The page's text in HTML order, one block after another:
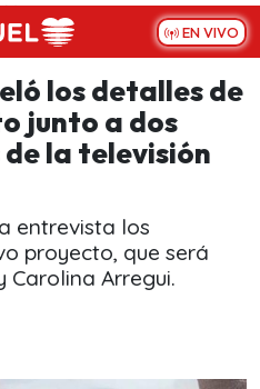
EN VIVO
los detalles de
junto a dos
la televisión
entrevista los
proyecto, que será
Carolina Arregui.